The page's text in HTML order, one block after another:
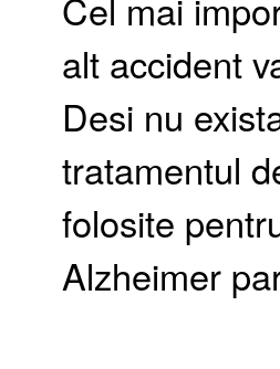
alt accident
Desi nu
tratamentul
folosite
Alzheimer